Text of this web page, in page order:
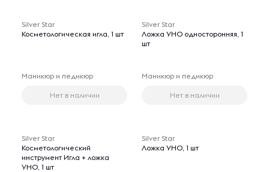
Silver Star
Косметологическая игла, 1 шт
Маникюр и педикюр
Нет в наличии
Silver Star
Ложка УНО односторонняя, 1
шт
Маникюр и педикюр
Нет в наличии
Silver Star
Косметологический
инструмент Игла + ложка
УНО, 1 шт
Silver Star
Ложка УНО, 1 шт